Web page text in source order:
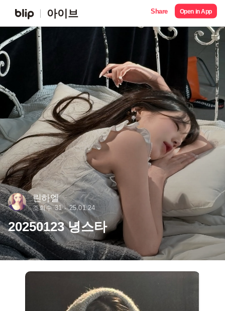
아이브 Share Open in App
린하엘
조회수 31 25.01.24
20250123 녕스타